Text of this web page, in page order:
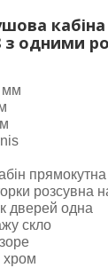
кабіна
з одними
мм
прямокутна
розсувна
дверей одна
скло
хром